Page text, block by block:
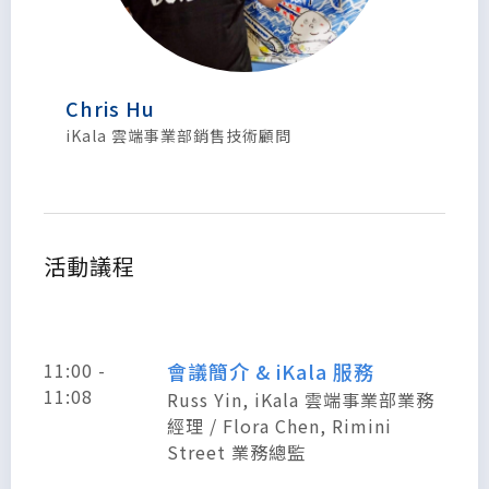
Chris Hu
iKala 雲端事業部銷售技術顧問
活動議程
11:00 -
11:08
會議簡介 & iKala 服務
Russ Yin, iKala 雲端事業部業務
經理 / Flora Chen, Rimini
Street 業務總監